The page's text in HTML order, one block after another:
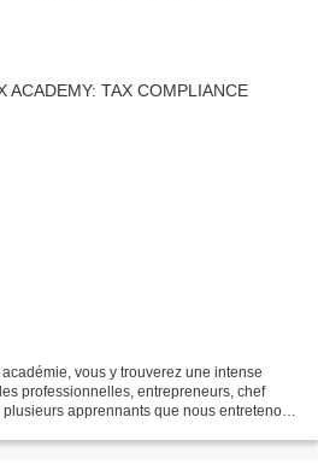
vous y trouverez une intense
professionnelles, entrepreneurs, chef
apprennants que nous entretenons